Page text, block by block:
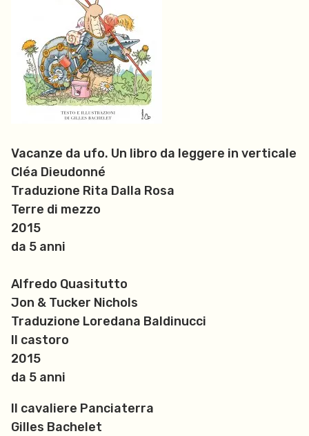
Vacanze da ufo. Un libro da leggere in verticale
Cléa Dieudonné
Traduzione Rita Dalla Rosa
Terre di mezzo
2015
da 5 anni
Alfredo Quasitutto
Jon & Tucker Nichols
Traduzione Loredana Baldinucci
Il castoro
2015
da 5 anni
Il cavaliere Panciaterra
Gilles Bachelet